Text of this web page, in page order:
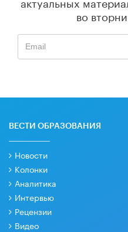
во
ВЕСТИ ОБРАЗОВАНИЯ
Новости
Колонки
Аналитика
Интервью
Рецензии
Видео